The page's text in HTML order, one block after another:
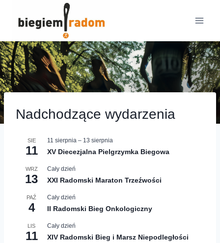
Nadchodzące wydarzenia
SIE
11
11 sierpnia – 13 sierpnia
XV Diecezjalna Pielgrzymka Biegowa
WRZ
13
Cały dzień
XXI Radomski Maraton Trzeźwości
PAŹ
4
Cały dzień
II Radomski Bieg Onkologiczny
LIS
11
Cały dzień
XIV Radomski Bieg i Marsz Niepodległości